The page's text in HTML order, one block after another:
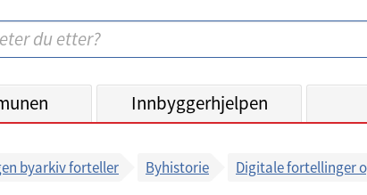
Innbyggerhjelpen
byarkiv forteller Byhistorie Digitale fortellinger